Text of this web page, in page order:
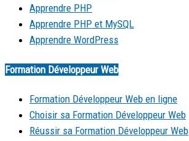
Apprendre PHP
Apprendre PHP et MySQL
Apprendre WordPress
Formation Développeur Web
Formation Développeur Web en ligne
Choisir sa Formation Développeur Web
Réussir sa Formation Développeur Web